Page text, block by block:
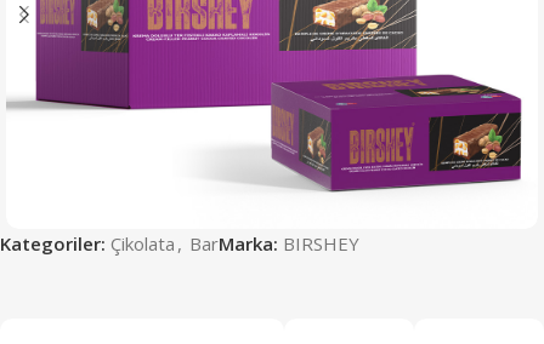
Kategoriler: Çikolata , BarMarka: BIRSHEY